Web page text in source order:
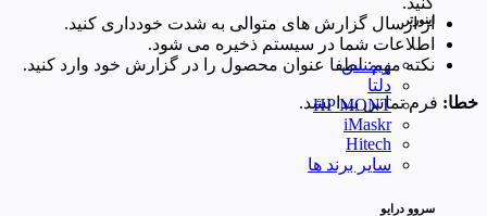
اینورتر
زیمنس
دلتا
HP MONT
iMaskr
Hitech
سایر برند ها
سروو درایو
از ارسال گزارش های متوالی به شدت خودداری کنید.
اطلاعات شما در سیستم ذخیره می شود.
نکته مهم: لطفا عنوان محصول را در گزارش خود وارد کنید.
خطا: فرم تماس پیدا نشد.